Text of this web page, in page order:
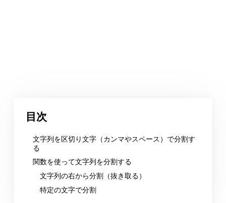
目次
文字列を区切り文字（カンマやスペース）で分割す
る
関数を使って文字列を分割する
文字列の右から分割（抜き取る）
特定の文字で分割